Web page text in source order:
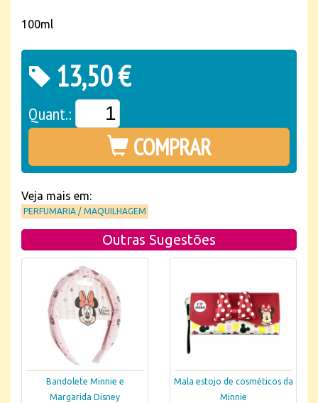
100ml
13,50 €
Quant.:
COMPRAR
Veja mais em:
PERFUMARIA / MAQUILHAGEM
Outras Sugestões
Bandolete Minnie e
Margarida Disney
Mala estojo de cosméticos da
Minnie